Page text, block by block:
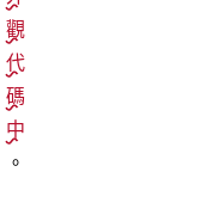
觀
代
碼
中
。